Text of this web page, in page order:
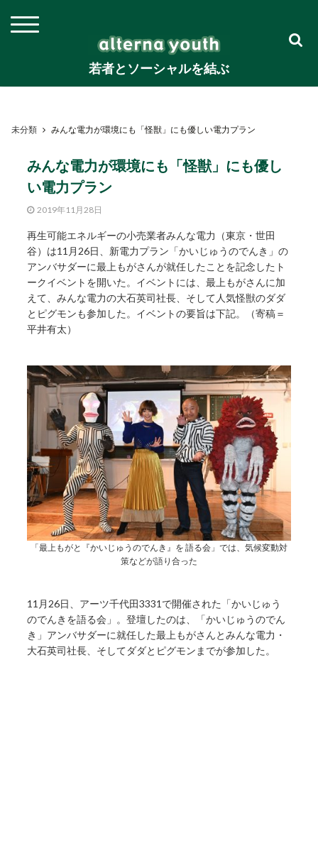
若者とソーシャルを結ぶ
未分類 みんな電力が環境にも「怪獣」にも優しい電力プラン
みんな電力が環境にも「怪獣」にも優し
い電力プラン
2019年11月28日
再生可能エネルギーの小売業者みんな電力（東京・世田
谷）は11月26日、新電力プラン「かいじゅうのでんき」の
アンバサダーに最上もがさんが就任したことを記念したト
ークイベントを開いた。イベントには、最上もがさんに加
えて、みんな電力の大石英司社長、そして人気怪獣のダダ
とピグモンも参加した。イベントの要旨は下記。（寄稿＝
平井有太）
「最上もがと『かいじゅうのでんき』を 語る会」では、気候変動対
策などが語り合った
11月26日、アーツ千代田3331で開催された「かいじゅう
のでんきを語る会」。登壇したのは、「かいじゅうのでん
き」アンバサダーに就任した最上もがさんとみんな電力・
大石英司社長、そしてダダとピグモンまでが参加した。